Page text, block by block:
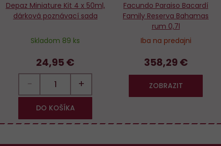
Depaz Miniature Kit 4 x 50ml,
dárková poznávací sada
Skladom 89 ks
24,95 €
− +
DO KOŠÍKA
Facundo Paraiso Bacardí
Family Reserva Bahamas
rum 0,7l
Iba na predajni
358,29 €
ZOBRAZIT